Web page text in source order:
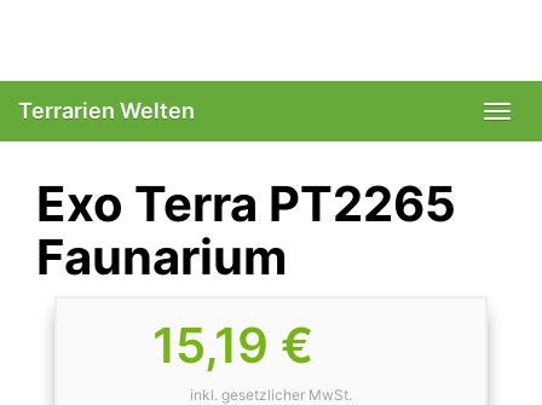
Terrarien Welten
Exo Terra PT2265
Faunarium
15,19 €
inkl. gesetzlicher MwSt.